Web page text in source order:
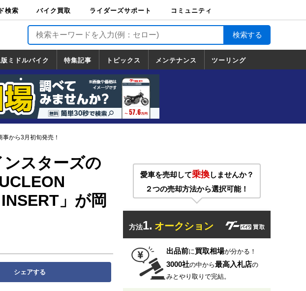
検索 バイク買取
バイク買取
ライダーズサポート
ライダーズサポート
TOP
バイク輸送
バイクガレージライ
フ
バイク車両保険
ロードサービス
バイク試乗
コミュニティ
ミドルバイク
版ミドルバイク
ンダ
マハ
ズキ
ワサキ
特集記事 トピックス
トピックス
一覧
ホンダ
ヤマハ
スズキ
カワサキ
ハーレーダ
ビッドソン
BMW
ドゥカティ
トライアン
フ
メンテナンス ツーリング
報局
選グ
から3月初旬発売！
スターズの
」が岡
シェアする
愛車を売却して乗換しませんか？
２つの売却方法から選択可能！
方法1. オークション
出品前に買取相場が分かる！
3000社の中から最高入札店の
みとやり取りで完結。